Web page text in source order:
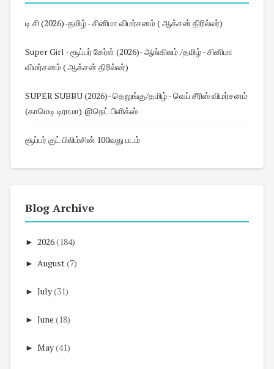
டி சி (2026)-தமிழ் - சினிமா விமர்சனம் ( ஆக்சன் திரில்லர்)
Super Girl - சூப்பர் கேர்ள் (2026)- ஆங்கிலம் /தமிழ் - சினிமா
விமர்சனம் ( ஆக்சன் திரில்லர்)
SUPER SUBBU (2026)- தெலுங்கு/தமிழ் - வெப் சீரிஸ் விமர்சனம்
(காமெடி டிராமா) @நெட் பிளிக்ஸ்
சூப்பர் குட் பிலிம்சின் 100வது படம்
Blog Archive
► 2026(184)
► August(7)
► July(31)
► June (18)
► May(41)